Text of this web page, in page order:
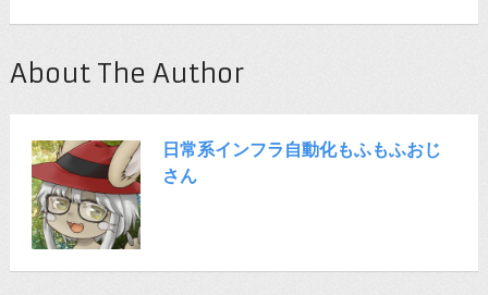
About The Author
日常系インフラ自動化もふもふおじ
さん